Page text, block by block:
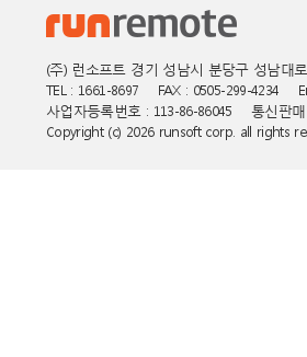
(주) 런소프트 경기 성남시 분당구 성남
TEL : 1661-8697 FAX : 0505-299-4234
사업자등록번호 : 113-86-86045 통신판
Copyright (c) 2026 runsoft corp. all rights